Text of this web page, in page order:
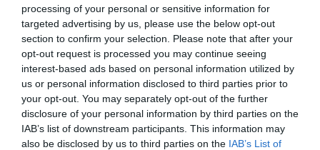
processing of your personal or sensitive information for
targeted advertising by us, please use the below opt-out
section to confirm your selection. Please note that after your
opt-out request is processed you may continue seeing
interest-based ads based on personal information utilized by
us or personal information disclosed to third parties prior to
your opt-out. You may separately opt-out of the further
disclosure of your personal information by third parties on the
IAB’s list of downstream participants. This information may
also be disclosed by us to third parties on the IAB’s List of